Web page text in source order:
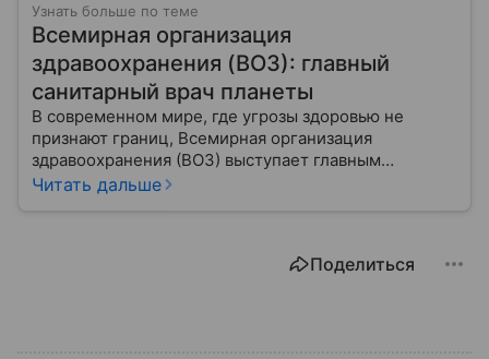
Узнать больше по теме
Всемирная организация
здравоохранения (ВОЗ): главный
санитарный врач планеты
В современном мире, где угрозы здоровью не
признают границ, Всемирная организация
здравоохранения (ВОЗ) выступает главным
координатором глобального здравоохранения. Эта
миллиардов людей. Как устроен этот «командный
Читать дальше
Поделиться